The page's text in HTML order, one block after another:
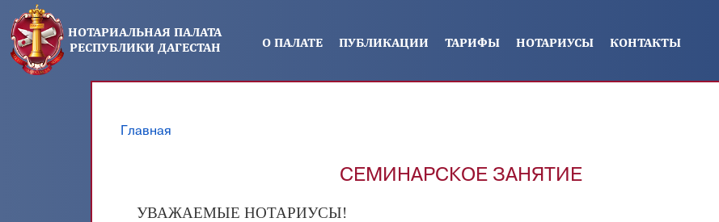
Перейти к основному содержанию
НОТАРИАЛЬНАЯ ПАЛАТА
РЕСПУБЛИКИ ДАГЕСТАН
О ПАЛАТЕ ПУБЛИКАЦИИ ТАРИФЫ НОТАРИУСЫ КОНТАКТЫ
Главная
СЕМИНАРСКОЕ ЗАНЯТИЕ
УВАЖАЕМЫЕ НОТАРИУСЫ!